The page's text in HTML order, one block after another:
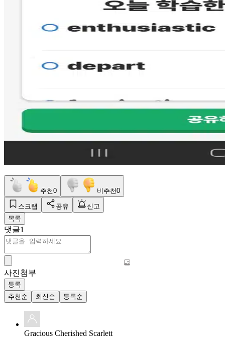
추천0 비추천0
스크랩 공유
신고
목록
댓글1
사진첨부
등록
추천순
최신순 등록순
Gracious Cherished Scarlett